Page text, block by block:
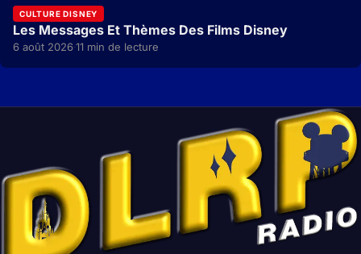
CULTURE DISNEY
Les Messages Et Thèmes Des Films Disney
6 août 2026·11 min de lecture